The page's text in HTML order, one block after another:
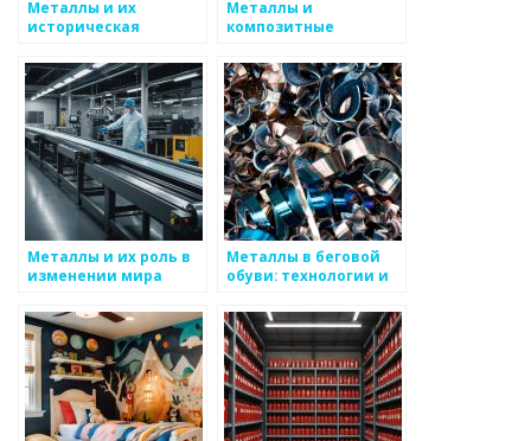
Металлы и их
историческая
Металлы и
композитные
Металлы и их роль в
изменении мира
Металлы в беговой
обуви: технологии и